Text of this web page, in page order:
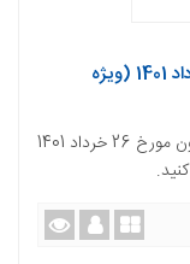
اسامی شرکت کنندگان در آزمون مورخ 26 خرداد 1401 (ویژه
برای دریافت فایل "اسامی شرکت کنندگان در آزمون مورخ 26 خرداد 1401